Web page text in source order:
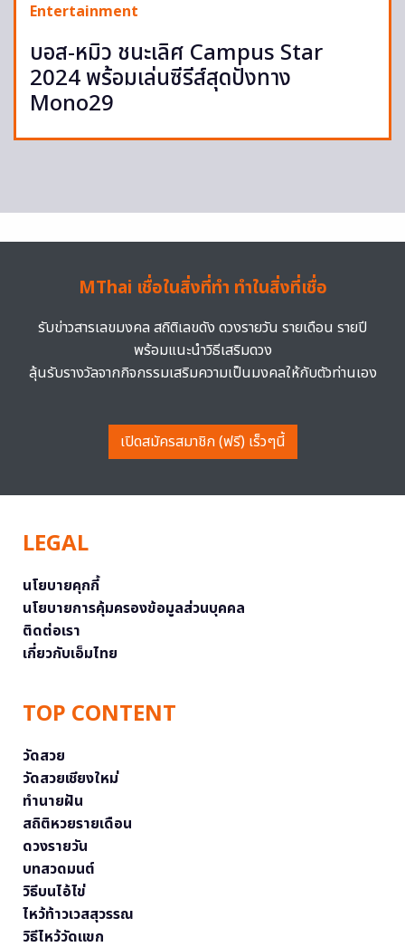
Entertainment
บอส-หมิว ชนะเลิศ Campus Star
2024 พร้อมเล่นซีรีส์สุดปังทาง
Mono29
MThai เชื่อในสิ่งที่ทำ ทำในสิ่งที่เชื่อ
รับข่าวสารเลขมงคล สถิติเลขดัง ดวงรายวัน รายเดือน รายปี
พร้อมแนะนำวิธีเสริมดวง
ลุ้นรับรางวัลจากกิจกรรมเสริมความเป็นมงคลให้กับตัวท่านเอง
เปิดสมัครสมาชิก (ฟรี) เร็วๆนี้
LEGAL
นโยบายคุกกี้
นโยบายการคุ้มครองข้อมูลส่วนบุคคล
ติดต่อเรา
เกี่ยวกับเอ็มไทย
TOP CONTENT
วัดสวย
วัดสวยเชียงใหม่
ทำนายฝัน
สถิติหวยรายเดือน
ดวงรายวัน
บทสวดมนต์
วิธีบนไอ้ไข่
ไหว้ท้าวเวสสุวรรณ
วิธีไหว้วัดแขก